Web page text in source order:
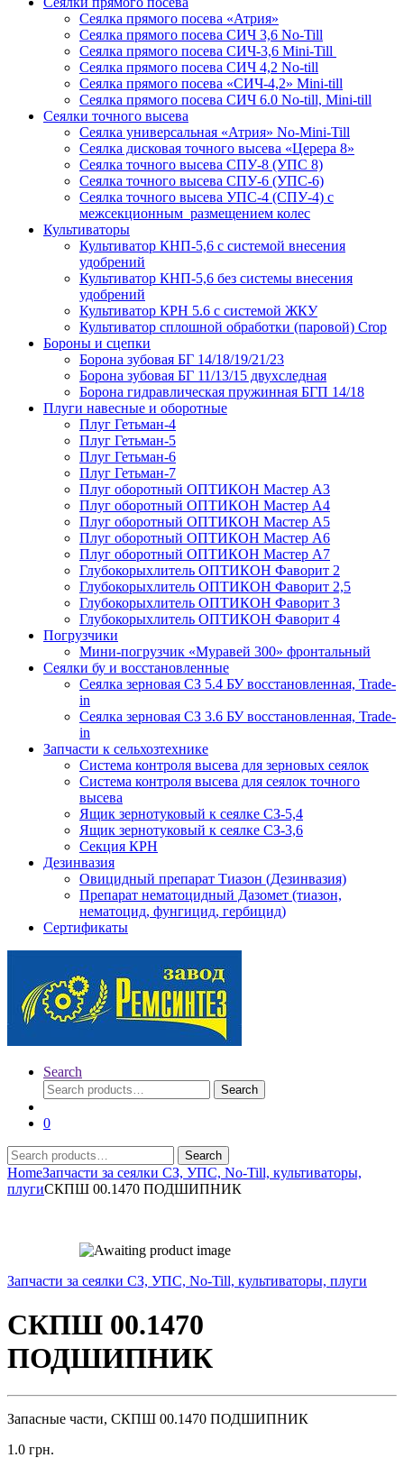
Сеялка прямого посева «Атрия»
Сеялка прямого посева СИЧ 3,6 No-Till
Сеялка прямого посева СИЧ-3,6 Mini-Till
Сеялка прямого посева СИЧ 4,2 No-till
Сеялка прямого посева «СИЧ-4,2» Mini-till
Сеялка прямого посева СИЧ 6.0 No-till, Mini-till
Сеялки точного высева
Сеялка универсальная «Атрия» No-Mini-Till
Сеялка дисковая точного высева «Церера 8»
Сеялка точного высева СПУ-8 (УПС 8)
Сеялка точного высева СПУ-6 (УПС-6)
Сеялка точного высева УПС-4 (СПУ-4) с
межсекционным размещением колес
Культиваторы
Культиватор КНП-5,6 с системой внесения
удобрений
Культиватор КНП-5,6 без системы внесения
удобрений
Культиватор КРН 5.6 с системой ЖКУ
Культиватор сплошной обработки (паровой) Crop
Бороны и сцепки
Борона зубовая БГ 14/18/19/21/23
Борона зубовая БГ 11/13/15 двухследная
Борона гидравлическая пружинная БГП 14/18
Плуги навесные и оборотные
Плуг Гетьман-4
Плуг Гетьман-5
Плуг Гетьман-6
Плуг Гетьман-7
Плуг оборотный ОПТИКОН Мастер А3
Плуг оборотный ОПТИКОН Мастер А4
Плуг оборотный ОПТИКОН Мастер А5
Плуг оборотный ОПТИКОН Мастер А6
Плуг оборотный ОПТИКОН Мастер А7
Глубокорыхлитель ОПТИКОН Фаворит 2
Глубокорыхлитель ОПТИКОН Фаворит 2,5
Глубокорыхлитель ОПТИКОН Фаворит 3
Глубокорыхлитель ОПТИКОН Фаворит 4
Погрузчики
Мини-погрузчик «Муравей 300» фронтальный
Сеялки бу и восстановленные
Сеялка зерновая СЗ 5.4 БУ восстановленная, Trade-
in
Сеялка зерновая СЗ 3.6 БУ восстановленная, Trade-
in
Запчасти к сельхозтехнике
Система контроля высева для зерновых сеялок
Система контроля высева для сеялок точного
высева
Ящик зернотуковый к сеялке СЗ-5,4
Ящик зернотуковый к сеялке СЗ-3,6
Секция КРН
Дезинвазия
Овицидный препарат Тиазон (Дезинвазия)
Препарат нематоцидный Дазомет (тиазон,
нематоцид, фунгицид, гербицид)
Сертификаты
Search
Search
for:
Search
0
Search
for:
Search
HomeЗапчасти за сеялки СЗ, УПС, No-Till, культиваторы,
плугиСКПШ 00.1470 ПОДШИПНИК
Запчасти за сеялки СЗ, УПС, No-Till, культиваторы, плуги
СКПШ 00.1470
ПОДШИПНИК
Запасные части, СКПШ 00.1470 ПОДШИПНИК
1.0 грн.